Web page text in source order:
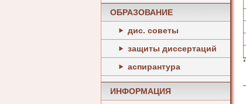
ОБРАЗОВАНИЕ
дис. советы
защиты диссертаций
аспирантура
ИНФОРМАЦИЯ
*